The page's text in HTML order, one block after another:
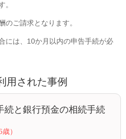
。
のご請求となります。
には、10か月以内の申告手続が必
用された事例
続と銀行預金の相続手続
）